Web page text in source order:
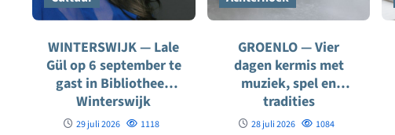
WINTERSWIJK — Lale
Gül op 6 september te
gast in Bibliotheek
Winterswijk
29 juli 2026 1118
GROENLO — Vier
dagen kermis met
muziek, spel en
tradities
28 juli 2026 1084